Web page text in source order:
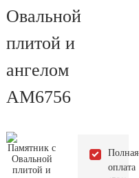
Овальной
плитой и
ангелом
AM6756
Полная
оплата